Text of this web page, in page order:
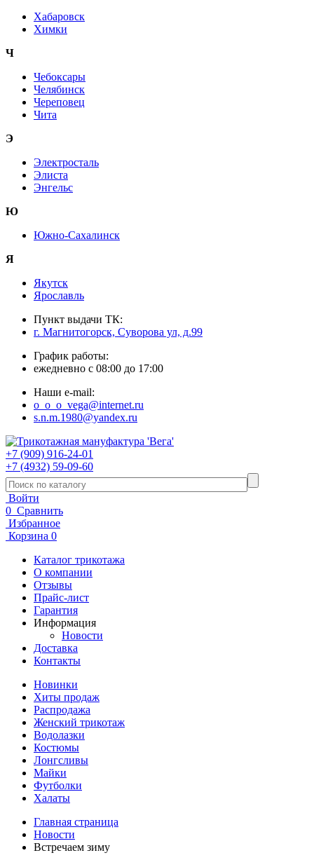
Хабаровск
Химки
Ч
Чебоксары
Челябинск
Череповец
Чита
Э
Электросталь
Элиста
Энгельс
Ю
Южно-Сахалинск
Я
Якутск
Ярославль
Пункт выдачи ТК:
г. Магнитогорск, Суворова ул, д.99
График работы:
ежедневно с 08:00 до 17:00
Наши e-mail:
o_o_o_vega@internet.ru
s.n.m.1980@yandex.ru
+7 (909) 916-24-01
+7 (4932) 59-09-60
Войти
0 Сравнить
Избранное
Корзина 0
Каталог трикотажа
О компании
Отзывы
Прайс-лист
Гарантия
Информация
Новости
Доставка
Контакты
Новинки
Хиты продаж
Распродажа
Женский трикотаж
Водолазки
Костюмы
Лонгсливы
Майки
Футболки
Халаты
Главная страница
Новости
Встречаем зиму